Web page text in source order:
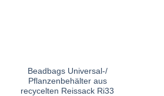
Beadbags Universal-/
Pflanzenbehälter aus
recycelten Reissack Ri33